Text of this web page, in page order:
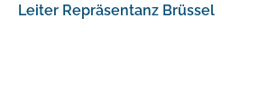
Leiter Repräsentanz Brüssel